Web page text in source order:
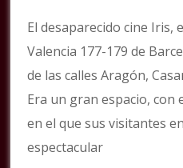
El desaparecido cine Iris,
Valencia 177-179 de
de las calles Aragón,
Era un gran espacio, con
en el que sus visitantes
espectacular